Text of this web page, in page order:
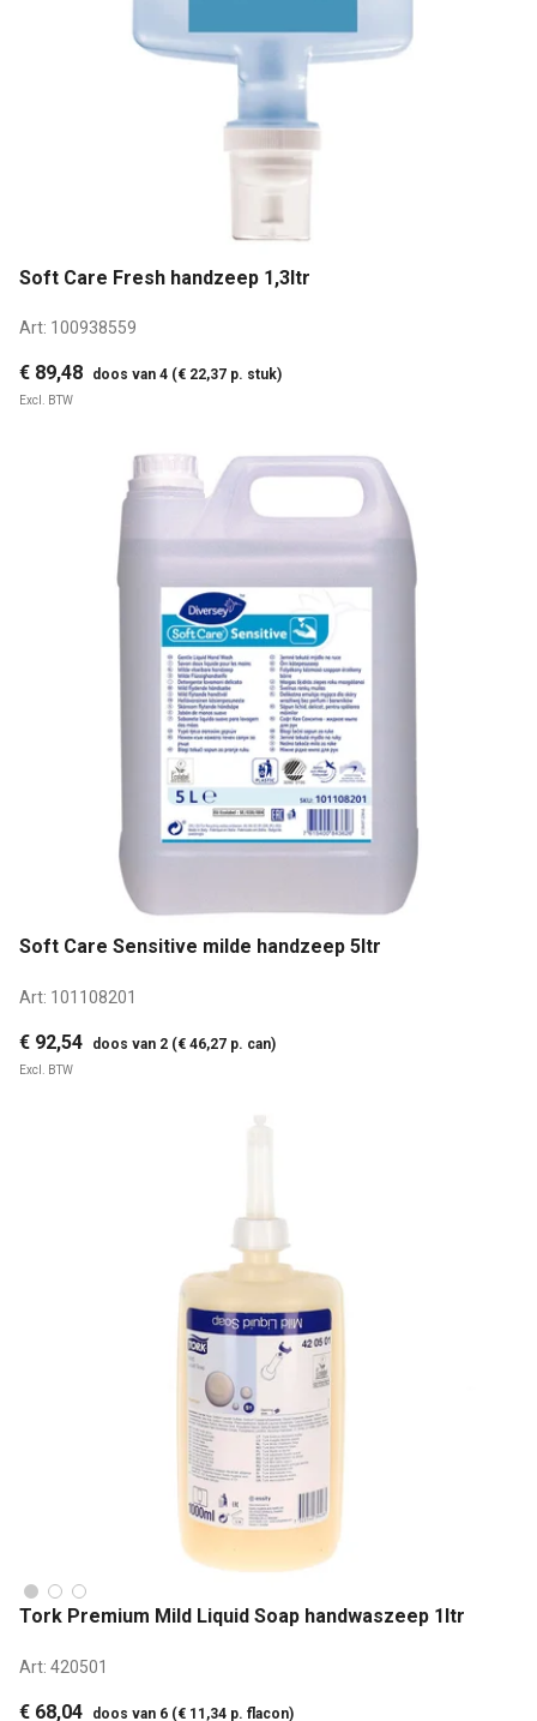
Soft Care Fresh handzeep 1,3ltr
Art: 100938559
€ 89,48 doos van 4 (€ 22,37 p. stuk)
Excl. BTW
Soft Care Sensitive milde handzeep 5ltr
Art: 101108201
€ 92,54 doos van 2 (€ 46,27 p. can)
Excl. BTW
Tork Premium Mild Liquid Soap handwaszeep 1ltr
Art: 420501
€ 68,04 doos van 6 (€ 11,34 p. flacon)